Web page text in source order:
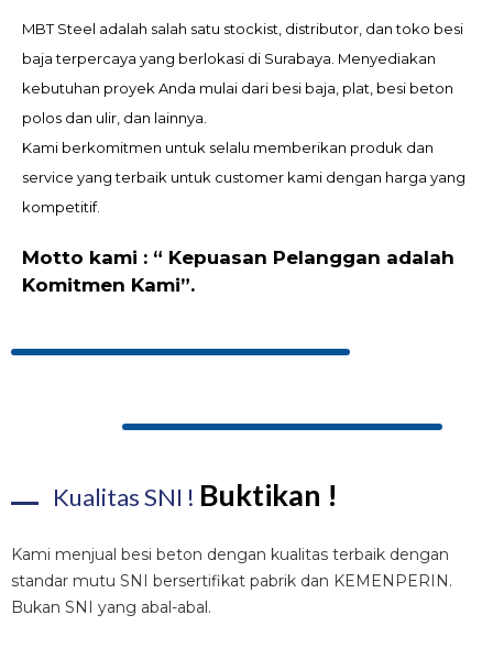
MBT Steel adalah salah satu stockist, distributor, dan toko besi
baja terpercaya yang berlokasi di Surabaya. Menyediakan
kebutuhan proyek Anda mulai dari besi baja, plat, besi beton
polos dan ulir, dan lainnya.
Kami berkomitmen untuk selalu memberikan produk dan
service yang terbaik untuk customer kami dengan harga yang
kompetitif.
Motto kami : “ Kepuasan Pelanggan adalah
Komitmen Kami”.
Kualitas SNI ! Buktikan !
Kami menjual besi beton dengan kualitas terbaik dengan
standar mutu SNI bersertifikat pabrik dan KEMENPERIN.
Bukan SNI yang abal-abal.